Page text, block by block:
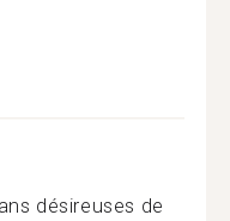
désireuses de